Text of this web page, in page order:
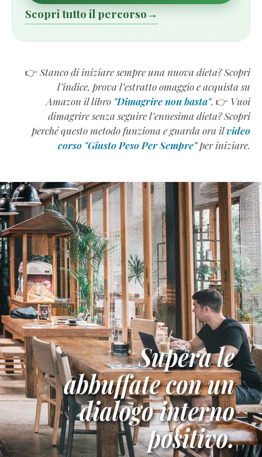
Scopri tutto il percorso→
👉 Stanco di iniziare sempre una nuova dieta? Scopri
l’indice, prova l’estratto omaggio e acquista su
Amazon il libro "Dimagrire non basta". 👉 Vuoi
dimagrire senza seguire l’ennesima dieta? Scopri
perché questo metodo funziona e guarda ora ilvideo
corso "Giusto Peso Per Sempre"per iniziare.